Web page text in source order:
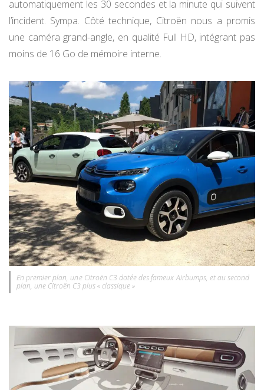
automatiquement les 30 secondes et la minute qui suivent
l’incident. Sympa. Côté technique, Citroën nous a promis
une caméra grand-angle, en qualité Full HD, intégrant pas
moins de 16 Go de mémoire interne.
En premier plan, une Citroën C3 dotée des fameux Airbumps, et au second
plan, une Citroën C3 plus « classique »